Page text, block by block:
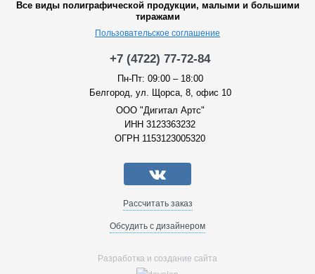
Все виды полиграфической продукции, малыми и большими
тиражами
Пользовательское соглашение
+7 (4722) 77-72-84
Пн-Пт: 09:00 – 18:00
Белгород, ул. Щорса, 8, офис 10
ООО "Дигитал Артс"
ИНН 3123363232
ОГРН 1153123005320
Рассчитать заказ
Обсудить с дизайнером
Разработка и создание сайта